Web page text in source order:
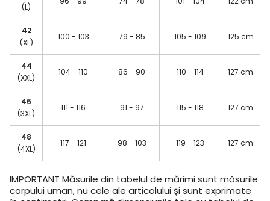
(L)
42
(XL)
100 - 103 79 - 85 105 - 109 125 cm
44
(XXL)
104 - 110 86 - 90 110 - 114 127 cm
46
(3XL)
111 - 116 91 - 97 115 - 118 127 cm
48
(4XL)
117 - 121 98 - 103 119 - 123 127 cm
IMPORTANT Măsurile din tabelul de mărimi sunt măsurile
corpului uman, nu cele ale articolului și sunt exprimate